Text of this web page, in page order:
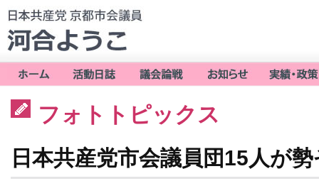
フォトトピックス
日本共産党市会議員団15人が